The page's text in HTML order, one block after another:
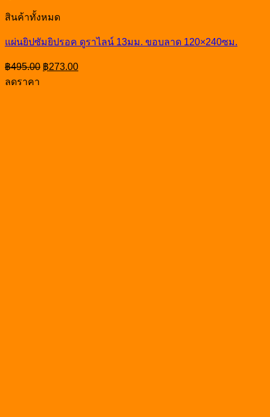
สินค้าทั้งหมด
แผ่นยิปซัมยิปรอค ดูราไลน์ 13มม. ขอบลาด 120×240ซม.
฿495.00 Original
price
฿273.00Current
price
ลดราคา